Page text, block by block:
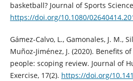
basketball? Journal of Sports
https://doi.org/10.1080/
Gámez-Calvo, L., Gamonales, J. M.,
Muñoz-Jiménez, J. (2020). Benefits
people: scoping review. Journal of
Exercise, 17(2). https://doi.org/